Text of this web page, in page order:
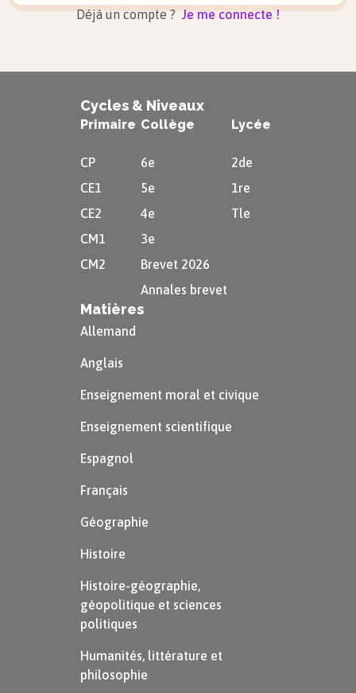
Déjà un compte ? Je me connecte !
Cycles & Niveaux
Primaire
CP
CE1
CE2
CM1
CM2
Collège
6e
5e
4e
3e
Brevet 2026
Annales brevet
Lycée
2de
1re
Tle
Matières
Allemand
Anglais
Enseignement moral et civique
Enseignement scientifique
Espagnol
Français
Géographie
Histoire
Histoire-géographie,
géopolitique et sciences
politiques
Humanités, littérature et
philosophie